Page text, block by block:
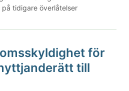
tidigare överlåtelser
för
till